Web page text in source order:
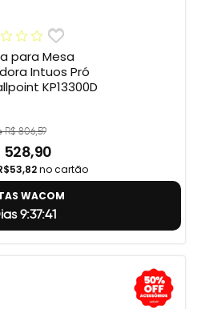
para Mesa
Intuos Pró
KP13300D
R$ 806,59
528,90
no cartão
WACOM
9:37:40